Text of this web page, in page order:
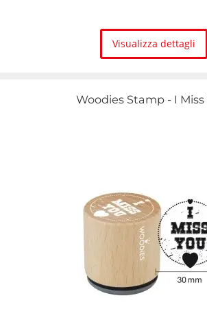
Visualizza dettagli
Woodies Stamp - I Miss